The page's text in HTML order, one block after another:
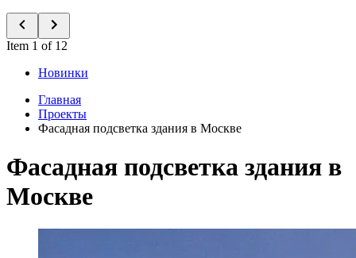
Item 1 of 12
Новинки
Главная
Проекты
Фасадная подсветка здания в Москве
Фасадная подсветка здания в
Москве